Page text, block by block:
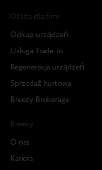
Oferta dla firm
Odkup urządzeń
Usługa Trade-in
Regeneracja urządzeń
Sprzedaż hurtowa
Breezy Brokerage
Breezy
О nas
Kariera